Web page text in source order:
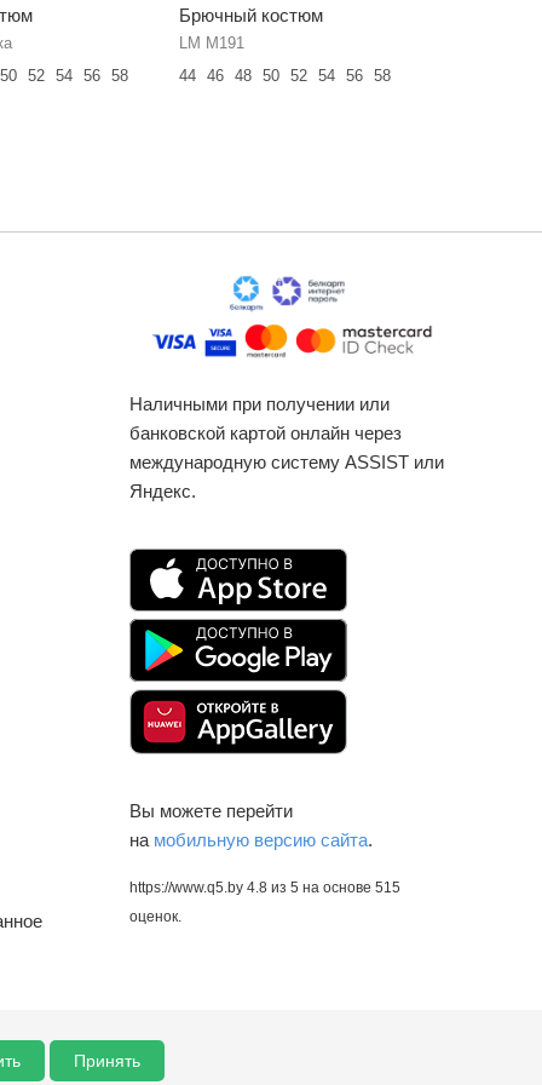
50 52 54 56 58
Брючный костюм
LM М191
44
46 48 50 52 54 56 58
Наличными при получении или
банковской картой онлайн через
международную систему ASSIST или
Яндекс.
Вы можете перейти
на мобильную версию сайта.
https://www.q5.by 4.8 из 5 на основе 515
оценок.
Принять